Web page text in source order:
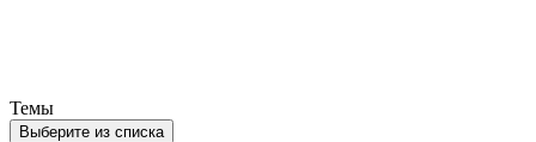
Темы
Выберите из списка